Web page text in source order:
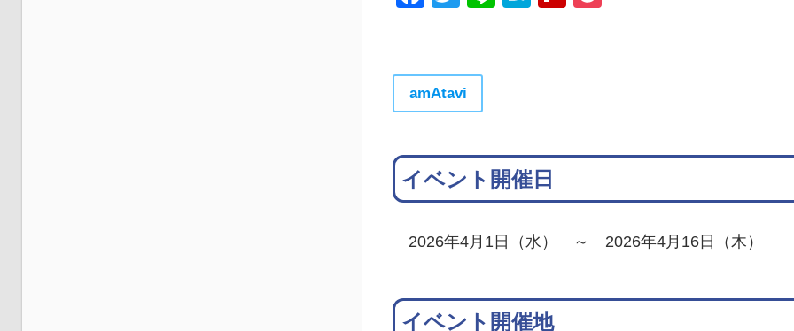
amAtavi
イベント開催日
2026年4月1日（水） ～ 2026年4月16日（木）
イベント開催地